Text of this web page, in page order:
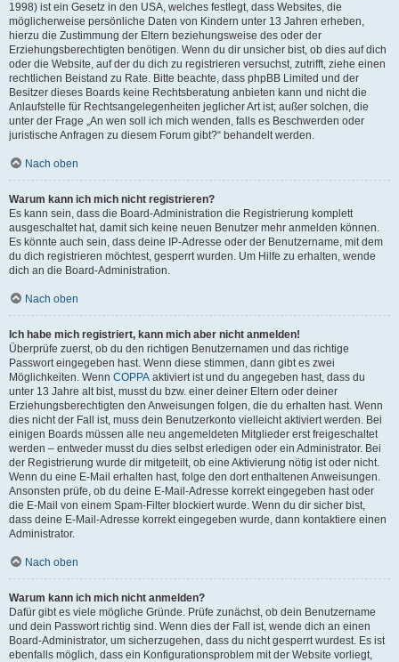
1998) ist ein Gesetz in den USA, welches festlegt, dass Websites, die
möglicherweise persönliche Daten von Kindern unter 13 Jahren erheben,
hierzu die Zustimmung der Eltern beziehungsweise des oder der
Erziehungsberechtigten benötigen. Wenn du dir unsicher bist, ob dies auf dich
oder die Website, auf der du dich zu registrieren versuchst, zutrifft, ziehe einen
rechtlichen Beistand zu Rate. Bitte beachte, dass phpBB Limited und der
Besitzer dieses Boards keine Rechtsberatung anbieten kann und nicht die
Anlaufstelle für Rechtsangelegenheiten jeglicher Art ist; außer solchen, die
unter der Frage „An wen soll ich mich wenden, falls es Beschwerden oder
juristische Anfragen zu diesem Forum gibt?“ behandelt werden.
Nach oben
Warum kann ich mich nicht registrieren?
Es kann sein, dass die Board-Administration die Registrierung komplett
ausgeschaltet hat, damit sich keine neuen Benutzer mehr anmelden können.
Es könnte auch sein, dass deine IP-Adresse oder der Benutzername, mit dem
du dich registrieren möchtest, gesperrt wurden. Um Hilfe zu erhalten, wende
dich an die Board-Administration.
Nach oben
Ich habe mich registriert, kann mich aber nicht anmelden!
Überprüfe zuerst, ob du den richtigen Benutzernamen und das richtige
Passwort eingegeben hast. Wenn diese stimmen, dann gibt es zwei
Möglichkeiten. Wenn COPPA aktiviert ist und du angegeben hast, dass du
unter 13 Jahre alt bist, musst du bzw. einer deiner Eltern oder deiner
Erziehungsberechtigten den Anweisungen folgen, die du erhalten hast. Wenn
dies nicht der Fall ist, muss dein Benutzerkonto vielleicht aktiviert werden. Bei
einigen Boards müssen alle neu angemeldeten Mitglieder erst freigeschaltet
werden – entweder musst du dies selbst erledigen oder ein Administrator. Bei
der Registrierung wurde dir mitgeteilt, ob eine Aktivierung nötig ist oder nicht.
Wenn du eine E-Mail erhalten hast, folge den dort enthaltenen Anweisungen.
Ansonsten prüfe, ob du deine E-Mail-Adresse korrekt eingegeben hast oder
die E-Mail von einem Spam-Filter blockiert wurde. Wenn du dir sicher bist,
dass deine E-Mail-Adresse korrekt eingegeben wurde, dann kontaktiere einen
Administrator.
Nach oben
Warum kann ich mich nicht anmelden?
Dafür gibt es viele mögliche Gründe. Prüfe zunächst, ob dein Benutzername
und dein Passwort richtig sind. Wenn dies der Fall ist, wende dich an einen
Board-Administrator, um sicherzugehen, dass du nicht gesperrt wurdest. Es ist
ebenfalls möglich, dass ein Konfigurationsproblem mit der Website vorliegt,